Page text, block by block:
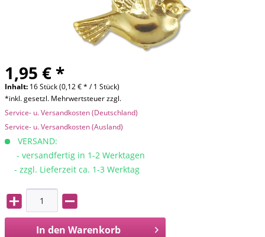
1,95 € *
Inhalt: 16 Stück (0,12 € * / 1 Stück)
*inkl. gesetzl. Mehrwertsteuer zzgl.
Service- u. Versandkosten (Deutschland)
Service- u. Versandkosten (Ausland)
VERSAND:
- versandfertig in 1-2 Werktagen
- zzgl. Lieferzeit ca. 1-3 Werktag
In den Warenkorb